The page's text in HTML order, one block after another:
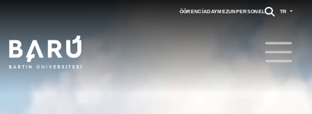
ÖĞRENCI ADAYMEZUN PERSONEL TR